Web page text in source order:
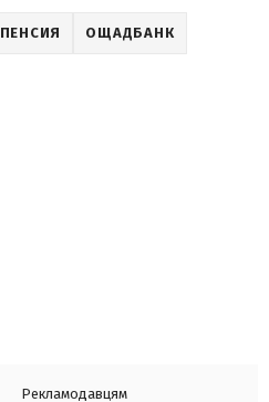
ПЕНСИЯ ОЩАДБАНК
Рекламодавцям